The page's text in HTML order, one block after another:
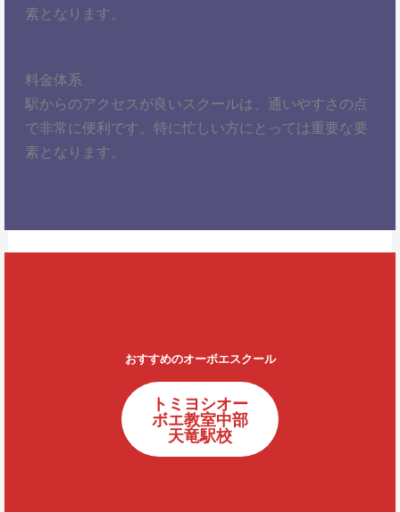
素となります。
料金体系
駅からのアクセスが良いスクールは、通いやすさの点
で非常に便利です。特に忙しい方にとっては重要な要
素となります。
おすすめのオーボエスクール
トミヨシオー
ボエ教室中部
天竜駅校